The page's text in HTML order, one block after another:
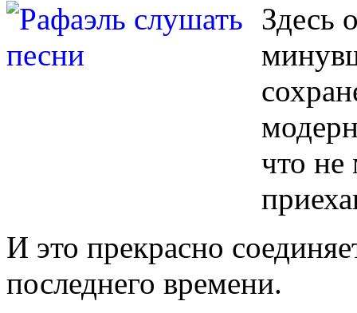
Здесь
что не
И это прекрасно
последнего времени.